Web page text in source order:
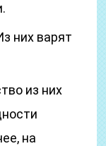
них варят
из них
на